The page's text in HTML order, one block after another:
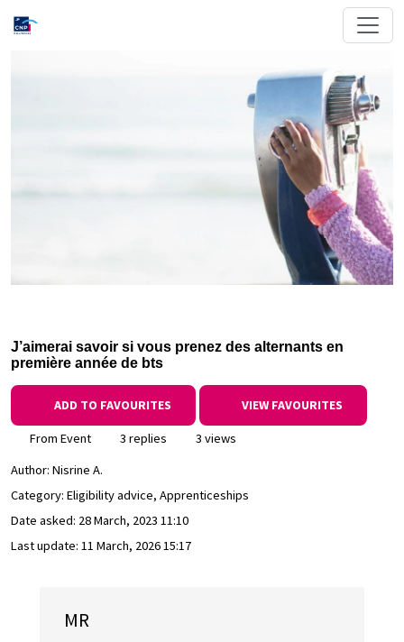
J’aimerai savoir si vous prenez des alternants en
première année de bts
ADD TO FAVOURITES VIEW FAVOURITES
From Event 3 replies
3 views
Author: Nisrine A.
Category: Eligibility advice, Apprenticeships
Date asked: 28 March, 2023 11:10
Last update: 11 March, 2026 15:17
MR